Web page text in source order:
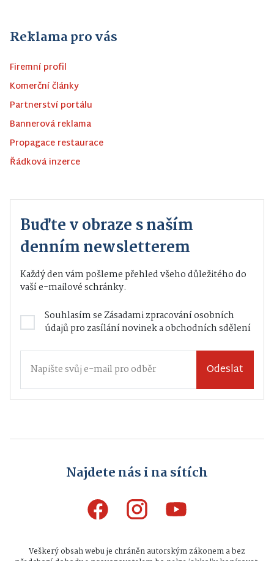
Reklama pro vás
Firemní profil
Komerční články
Partnerství portálu
Bannerová reklama
Propagace restaurace
Řádková inzerce
Buďte v obraze s naším
denním newsletterem
Každý den vám pošleme přehled všeho důležitého do
vaší e-mailové schránky.
Souhlasím seZásadami zpracování osobních
údajůpro zasílání novinek a obchodních sdělení
Odeslat
Najdete nás i na sítích
Veškerý obsah webu je chráněn autorským zákonem a bez